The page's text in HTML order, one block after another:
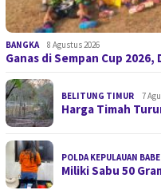
BANGKA 8 Agustus 2026
Ganas di Sempan Cup 2026,
BELITUNG TIMUR 7
Harga Timah
POLDA KEPULAUAN
Miliki Sabu 50